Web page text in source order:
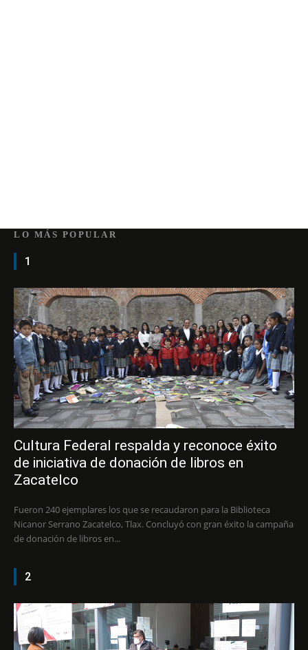
LO MÁS POPULAR
1
Cultura Federal respalda y reconoce éxito
de iniciativa de donación de libros en
Zacatelco
Fueron 240 ejemplares los que se recaudaron para la Biblioteca
Nicanor Serrano Zacatelco, Tlax. Concluyó con gran éxito la campaña
de donación de libros en...
2